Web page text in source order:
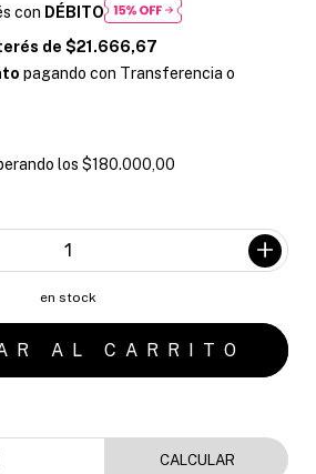
con DÉBITO
de$21.666,67
pagando con Transferencia o
los$180.000,00
en stock
CALCULAR